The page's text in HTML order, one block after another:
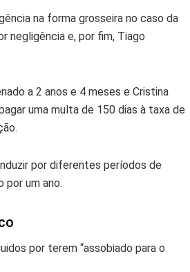
na forma grosseira no caso da
negligência e, por fim, Tiago
a 2 anos e 4 meses e Cristina
uma multa de 150 dias à taxa de
por diferentes períodos de
por um ano.
por terem “assobiado para o